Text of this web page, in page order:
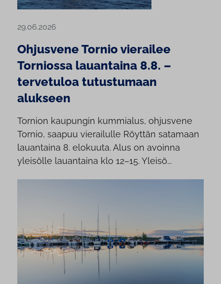
29.06.2026
Ohjusvene Tornio vierailee
Torniossa lauantaina 8.8. –
tervetuloa tutustumaan
alukseen
Tornion kaupungin kummialus, ohjusvene
Tornio, saapuu vierailulle Röyttän satamaan
lauantaina 8. elokuuta. Alus on avoinna
yleisölle lauantaina klo 12–15. Yleisö...